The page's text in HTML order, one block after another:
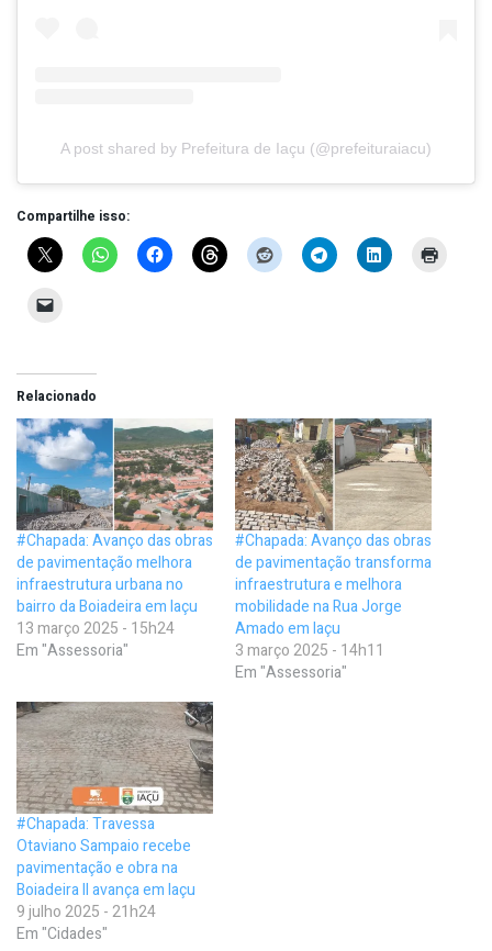
A post shared by Prefeitura de Iaçu (@prefeituraiacu)
Compartilhe isso:
Relacionado
#Chapada: Avanço das obras
de pavimentação melhora
infraestrutura urbana no
bairro da Boiadeira em Iaçu
13 março 2025 - 15h24
Em "Assessoria"
#Chapada: Avanço das obras
de pavimentação transforma
infraestrutura e melhora
mobilidade na Rua Jorge
Amado em Iaçu
3 março 2025 - 14h11
Em "Assessoria"
#Chapada: Travessa
Otaviano Sampaio recebe
pavimentação e obra na
Boiadeira II avança em Iaçu
9 julho 2025 - 21h24
Em "Cidades"